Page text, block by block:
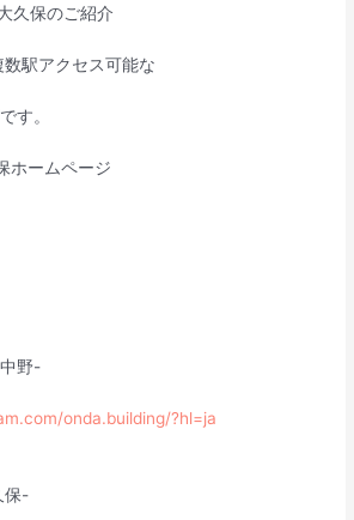
久保のご紹介
駅アクセス可能な
す。
ホームページ
野-
onda.building/?hl=ja
保-